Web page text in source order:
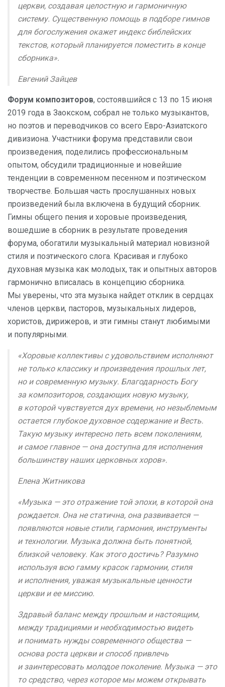
церкви, создавая целостную и гармоничную
систему. Существенную помощь в подборе гимнов
для богослужения окажет индекс библейских
текстов, который планируется поместить в конце
сборника».
Евгений Зайцев
Форум композиторов, состоявшийся с 13 по 15 июня
2019 года в Заокском, собрал не только музыкантов,
но поэтов и переводчиков со всего Евро-Азиатского
дивизиона. Участники форума представили свои
произведения, поделились профессиональным
опытом, обсудили традиционные и новейшие
тенденции в современном песенном и поэтическом
творчестве. Большая часть прослушанных новых
произведений была включена в будущий сборник.
Гимны общего пения и хоровые произведения,
вошедшие в сборник в результате проведения
форума, обогатили музыкальный материал новизной
стиля и поэтического слога. Красивая и глубоко
духовная музыка как молодых, так и опытных авторов
гармонично вписалась в концепцию сборника.
Мы уверены, что эта музыка найдет отклик в сердцах
членов церкви, пасторов, музыкальных лидеров,
хористов, дирижеров, и эти гимны станут любимыми
и популярными.
«Хоровые коллективы с удовольствием исполняют
не только классику и произведения прошлых лет,
но и современную музыку. Благодарность Богу
за композиторов, создающих новую музыку,
в которой чувствуется дух времени, но незыблемым
остается глубокое духовное содержание и Весть.
Такую музыку интересно петь всем поколениям,
и самое главное — она доступна для исполнения
большинству наших церковных хоров».
Елена Житникова
«Музыка — это отражение той эпохи, в которой она
рождается. Она не статична, она развивается —
появляются новые стили, гармония, инструменты
и технологии. Музыка должна быть понятной,
близкой человеку. Как этого достичь? Разумно
используя всю гамму красок гармонии, стиля
и исполнения, уважая музыкальные ценности
церкви и ее миссию.
Здравый баланс между прошлым и настоящим,
между традициями и необходимостью видеть
и понимать нужды современного общества —
основа роста церкви и способ привлечь
и заинтересовать молодое поколение. Музыка — это
то средство, через которое мы можем открывать